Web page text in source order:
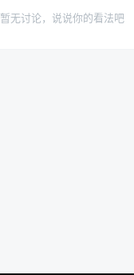
暂无讨论，说说你的看法吧